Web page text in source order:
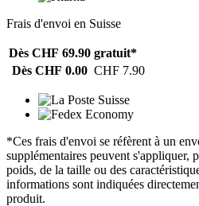
Frais d'envoi en Suisse
Dès CHF 69.90 gratuit*
Dès CHF 0.00 CHF 7.90
*Ces frais d'envoi se réfèrent à un
supplémentaires peuvent s'appliquer,
poids, de la taille ou des
informations sont indiquées
produit.